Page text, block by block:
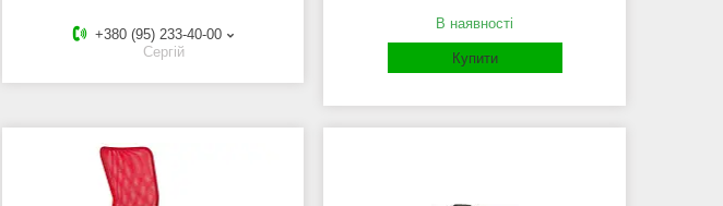
+380 (95) 233-40-00
Сергій
В наявності
Купити